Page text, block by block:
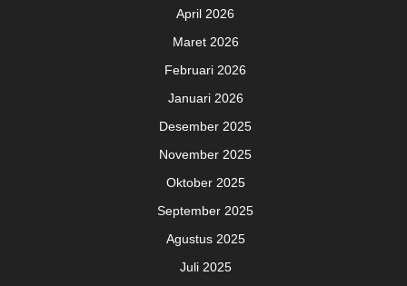
April 2026
Maret 2026
Februari 2026
Januari 2026
Desember 2025
November 2025
Oktober 2025
September 2025
Agustus 2025
Juli 2025